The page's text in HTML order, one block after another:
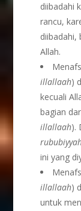
diibadahi
rancu,
diibadahi,
Allah.
illallaah)
kecuali
bagian
illallaah).
ini yang
illallaah)
untuk